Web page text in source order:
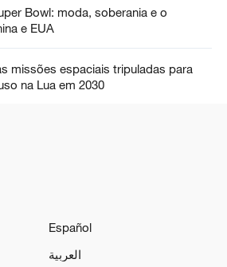
Bowl: moda, soberania e o
e EUA
missões espaciais tripuladas para
na Lua em 2030
Español
العربية